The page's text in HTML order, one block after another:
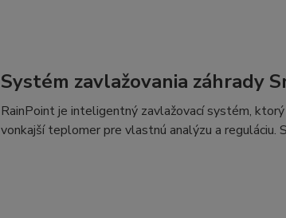
Systém zavlažovania záhrady
RainPoint je inteligentný zavlažovací systém, ktorý
vonkajší teplomer pre vlastnú analýzu a reguláciu.